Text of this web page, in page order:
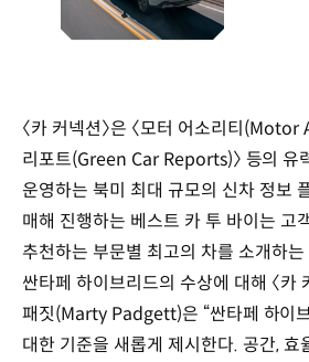
〈카 커넥션〉은 〈모터 어소리티
리포트(Green Car Reports)〉 등의 유
운영하는 북미 최대 규모의 신차 정보
매해 진행하는 베스트 카 투 바이는 고
추천하는 부문별 최고의 차를 소개하
싼타페 하이브리드의 수상에 대해 〈카
패짓(Marty Padgett)은 “싼타페 하이
대한 기준을 새롭게 제시한다. 공간, 효